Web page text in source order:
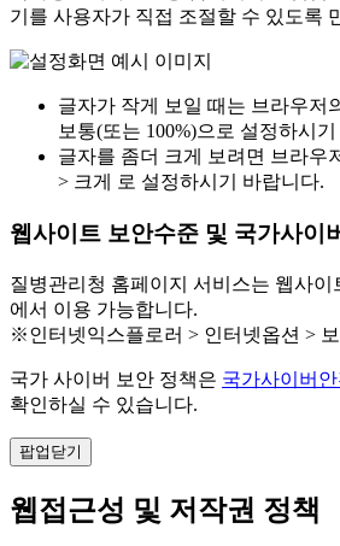
기를 사용자가 직접 조절할 수 있도록
글자가 작게 보일 때는 브라우저
보통(또는 100%)으로 설정하시
글자를 좀더 크게 보려면 브라우
> 크게 로 설정하시기 바랍니다.
웹사이트 보안수준 및 국가사이
질병관리청 홈페이지 서비스는 웹사
에서 이용 가능합니다.
※인터넷익스플로러 > 인터넷옵션 >
국가 사이버 보안 정책은 국가사이버
확인하실 수 있습니다.
팝업닫기
웹접근성 및 저작권 정책